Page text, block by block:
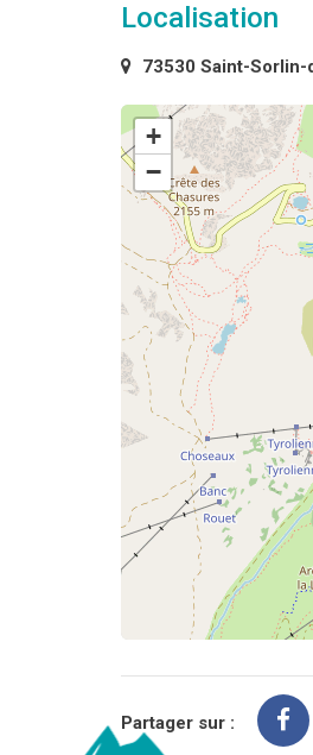
Localisation
73530 Saint-Sorlin-
+
−
Partager sur :